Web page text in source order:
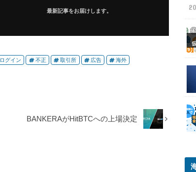
最新記事をお届けします。
ログイン 不正 取引所 広告 海外
BANKERAがHitBTCへの上場決定